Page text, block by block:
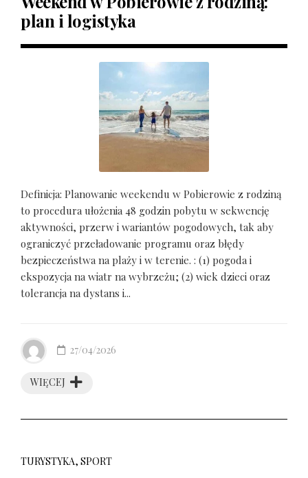
plan i logistyka
Definicja: Planowanie weekendu w Pobierowie z rodziną
to procedura ułożenia 48 godzin pobytu w sekwencję
aktywności, przerw i wariantów pogodowych, tak aby
ograniczyć przeładowanie programu oraz błędy
bezpieczeństwa na plaży i w terenie. : (1) pogoda i
ekspozycja na wiatr na wybrzeżu; (2) wiek dzieci oraz
tolerancja na dystans i...
WIĘCEJ
27/04/2026
TURYSTYKA, SPORT